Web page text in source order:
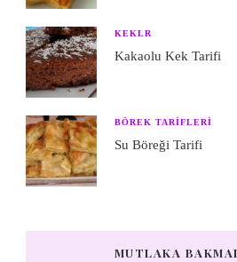
KEKLR
Kakaolu Kek Tarifi
BÖREK TARIFLERI
Su Böreği Tarifi
MUTLAKA